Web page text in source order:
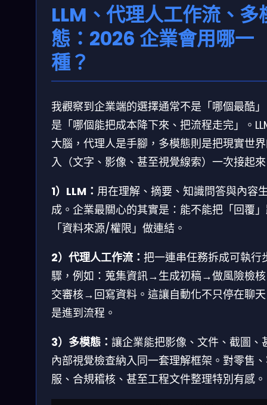
LLM、代理人工作流、多
態：2026 企業會用哪一
種？
我觀察到企業端的選擇通常不是「哪個最酷
是「哪個能把成本降下來、把流程走完」。
大腦，代理人是手腳，多模態則是把現實世
入（文字、影像、甚至視覺線索）一次接起
1）LLM： 用在理解、摘要、知識問答與內容
成。企業最關心的其實是：能不能把「回覆
「資料來源/權限」做連結。
2）代理人工作流： 把一連串任務拆成可執行
驟，例如：蒐集資訊→生成初稿→做風險檢
交審核→回寫資料。這讓自動化不只停在聊
是進到流程。
3）多模態： 讓企業能把影像、文件、截圖、
內部視覺檢查納入同一套理解框架。對零售
服、合規稽核、甚至工程文件整理特別有感。